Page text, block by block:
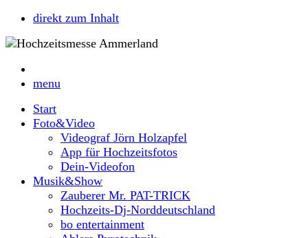
direkt zum Inhalt
menu
Start
Foto&Video
Videograf Jörn Holzapfel
App für Hochzeitsfotos
Dein-Videofon
Musik&Show
Zauberer Mr. PAT-TRICK
Hochzeits-Dj-Norddeutschland
bo entertainment